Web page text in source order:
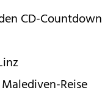
CD-Countdown
Reise